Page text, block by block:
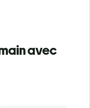
avec